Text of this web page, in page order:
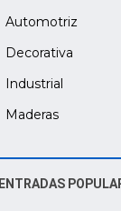
Automotriz
Decorativa
Industrial
Maderas
ENTRADAS